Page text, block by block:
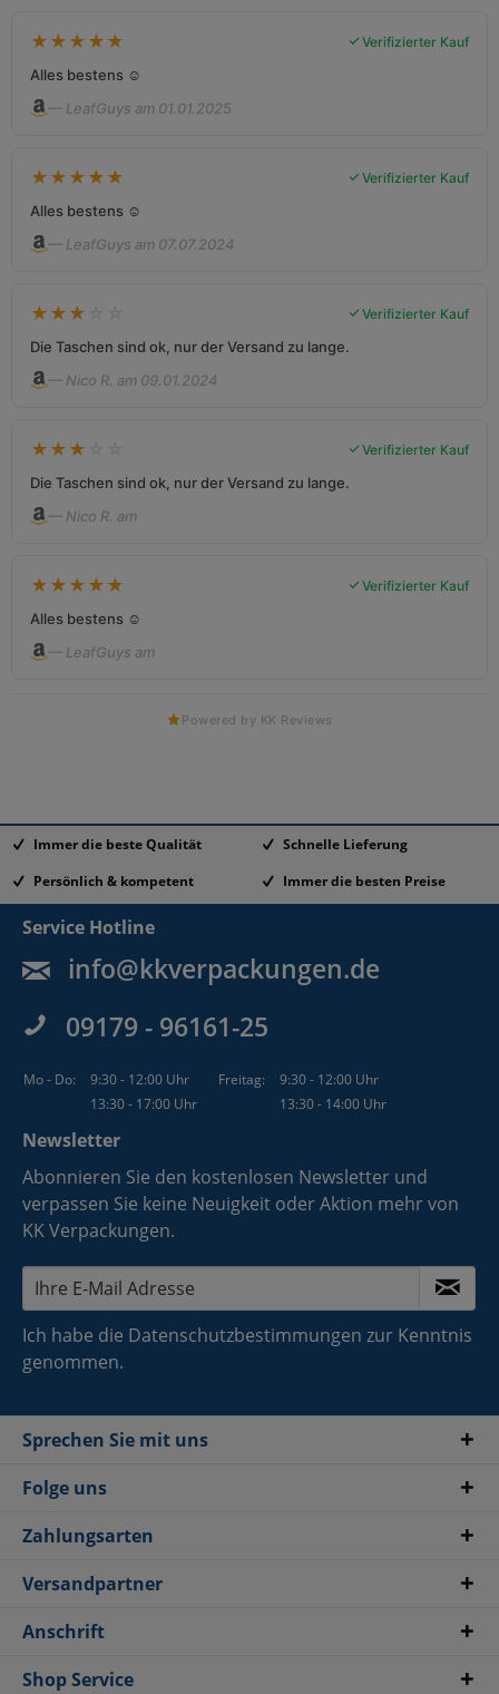
★ ★ ★ ★ ★ Verifizierter Kauf
Alles bestens ☺️
— LeafGuys am 01.01.2025
★ ★ ★ ★ ★ Verifizierter Kauf
Alles bestens ☺️
— LeafGuys am 07.07.2024
★ ★ ★ Verifizierter Kauf
Die Taschen sind ok, nur der Versand zu lange.
— Nico R. am 09.01.2024
★ ★ ★ Verifizierter Kauf
Die Taschen sind ok, nur der Versand zu lange.
— Nico R. am
★ ★ ★ ★ ★ Verifizierter Kauf
Alles bestens ☺️
— LeafGuys am
Powered by KK Reviews
Immer die beste Qualität
Schnelle Lieferung
Persönlich & kompetent
Immer die besten Preise
Service Hotline
info@kkverpackungen.de
09179 - 96161-25
Mo - Do: 9:30 - 12:00 Uhr Freitag:
9:30 - 12:00 Uhr
13:30 - 17:00 Uhr
13:30 - 14:00 Uhr
Newsletter
Abonnieren Sie den kostenlosen Newsletter und
verpassen Sie keine Neuigkeit oder Aktion mehr von
KK Verpackungen.
Ich habe die Datenschutzbestimmungen zur Kenntnis
genommen.
Sprechen Sie mit uns
Folge uns
Zahlungsarten
Versandpartner
Anschrift
Shop Service